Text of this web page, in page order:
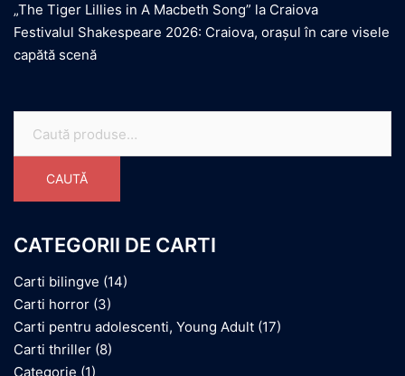
„The Tiger Lillies in A Macbeth Song” la Craiova
Festivalul Shakespeare 2026: Craiova, orașul în care visele
capătă scenă
după:
CAUTĂ
CATEGORII DE CARTI
Carti bilingve (14)
Carti horror (3)
Carti pentru adolescenti, Young Adult (17)
Carti thriller (8)
Categorie (1)